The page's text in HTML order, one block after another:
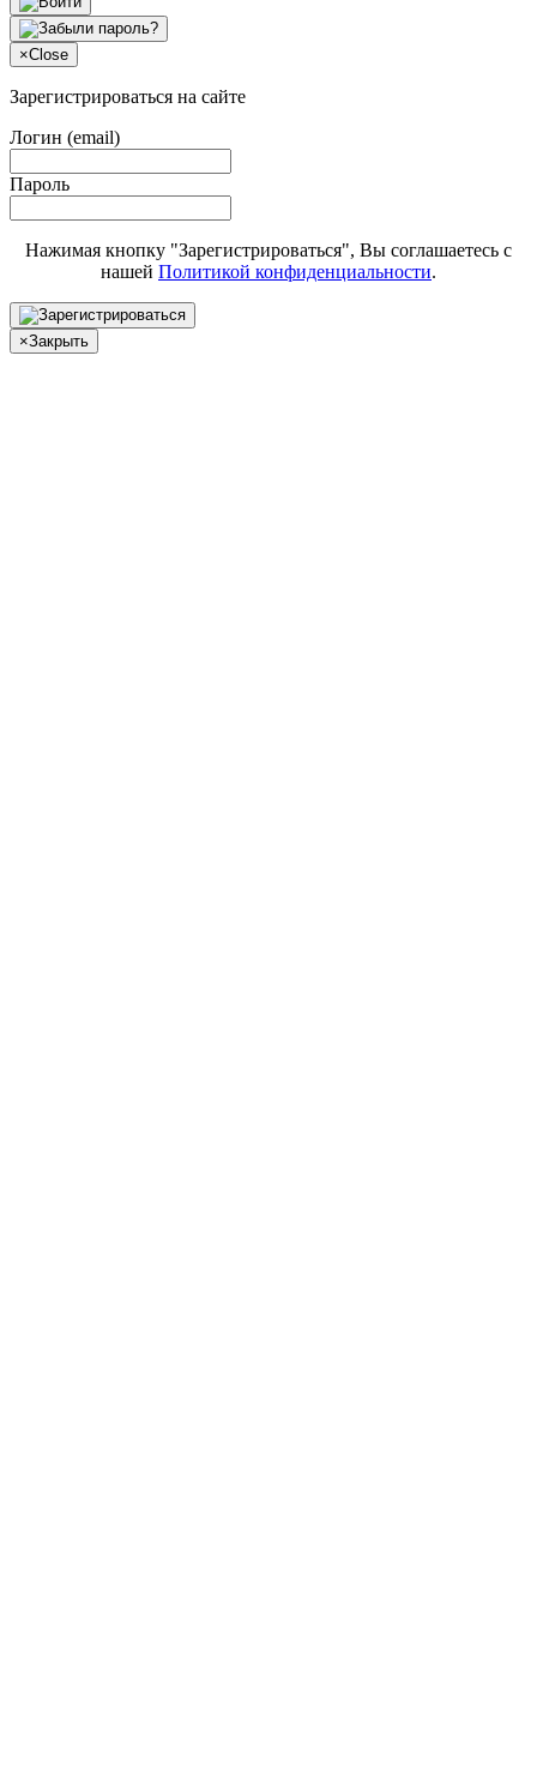
×Close
Зарегистрироваться на сайте
Логин (email)
Пароль
Нажимая кнопку "Зарегистрироваться", Вы соглашаетесь с
нашей Политикой конфиденциальности.
×Закрыть